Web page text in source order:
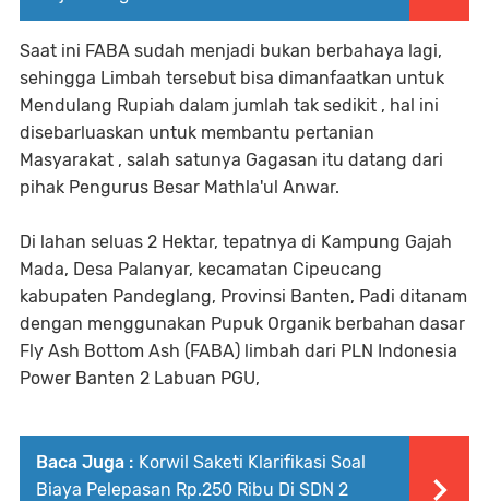
Saat ini FABA sudah menjadi bukan berbahaya lagi,
sehingga Limbah tersebut bisa dimanfaatkan untuk
Mendulang Rupiah dalam jumlah tak sedikit , hal ini
disebarluaskan untuk membantu pertanian
Masyarakat , salah satunya Gagasan itu datang dari
pihak Pengurus Besar Mathla'ul Anwar.
Di lahan seluas 2 Hektar, tepatnya di Kampung Gajah
Mada, Desa Palanyar, kecamatan Cipeucang
kabupaten Pandeglang, Provinsi Banten, Padi ditanam
dengan menggunakan Pupuk Organik berbahan dasar
Fly Ash Bottom Ash (FABA) limbah dari PLN Indonesia
Power Banten 2 Labuan PGU,
Baca Juga : Korwil Saketi Klarifikasi Soal
Biaya Pelepasan Rp.250 Ribu Di SDN 2